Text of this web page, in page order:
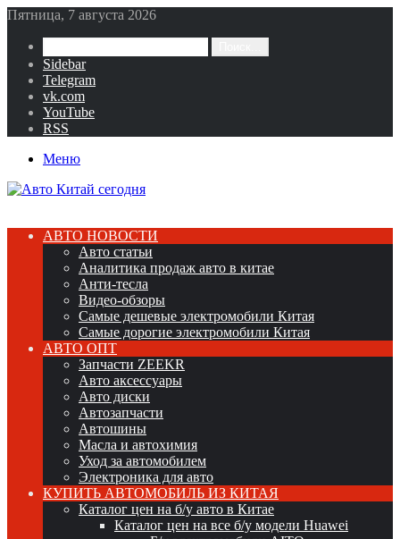
Пятница, 7 августа 2026
Sidebar
Telegram
vk.com
YouTube
RSS
Меню
АВТО НОВОСТИ
Авто статьи
Аналитика продаж авто в китае
Анти-тесла
Видео-обзоры
Самые дешевые электромобили Китая
Самые дорогие электромобили Китая
АВТО ОПТ
Запчасти ZEEKR
Авто аксессуары
Авто диски
Автозапчасти
Автошины
Масла и автохимия
Уход за автомобилем
Электроника для авто
КУПИТЬ АВТОМОБИЛЬ ИЗ КИТАЯ
Каталог цен на б/у авто в Китае
Каталог цен на все б/у модели Huawei